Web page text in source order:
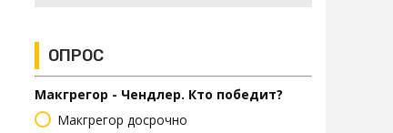
ОПРОС
Макгрегор - Чендлер. Кто победит?
Макгрегор досрочно